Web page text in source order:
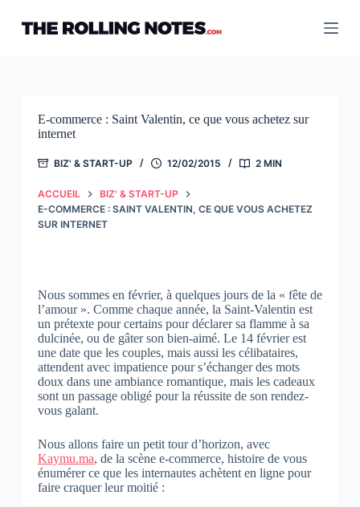
contenu
E-commerce : Saint Valentin, ce que vous achetez sur
internet
BIZ' & START-UP 12/02/2015 2 MIN
ACCUEIL
BIZ' & START-UP
E-COMMERCE : SAINT VALENTIN, CE QUE VOUS ACHETEZ
SUR INTERNET
Nous sommes en février, à quelques jours de la « fête de
l’amour ». Comme chaque année, la Saint-Valentin est
un prétexte pour certains pour déclarer sa flamme à sa
dulcinée, ou de gâter son bien-aimé. Le 14 février est
une date que les couples, mais aussi les célibataires,
attendent avec impatience pour s’échanger des mots
doux dans une ambiance romantique, mais les cadeaux
sont un passage obligé pour la réussite de son rendez-
vous galant.
Nous allons faire un petit tour d’horizon, avec
Kaymu.ma, de la scène e-commerce, histoire de vous
énumérer ce que les internautes achètent en ligne pour
faire craquer leur moitié :